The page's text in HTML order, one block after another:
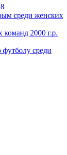
среди женских
команд 2000 г.р.
среди